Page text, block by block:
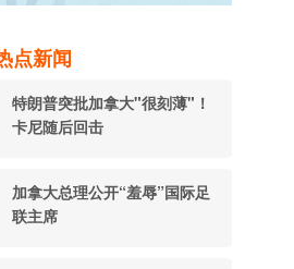
点新闻
特朗普突批加拿大"很刻薄"！
卡尼随后回击
加拿大总理公开“羞辱”国际足
联主席